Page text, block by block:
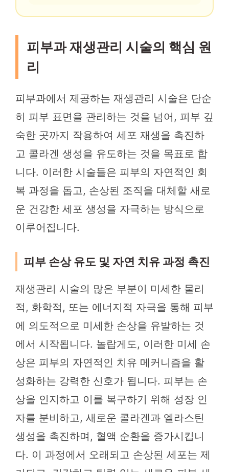
피부과 재생관리 시술의 핵심 원
리
피부과에서 제공하는 재생관리 시술은 단순
히 피부 표면을 관리하는 것을 넘어, 피부 깊
숙한 곳까지 작용하여 세포 재생을 촉진하
고 콜라겐 생성을 유도하는 것을 목표로 합
니다. 이러한 시술들은 피부의 자연적인 회
복 과정을 돕고, 손상된 조직을 대체할 새로
운 건강한 세포 생성을 자극하는 방식으로
이루어집니다.
피부 손상 유도 및 자연 치유 과정 촉진
재생관리 시술의 많은 부분이 미세한 물리
적, 화학적, 또는 에너지적 자극을 통해 피부
에 의도적으로 미세한 손상을 유발하는 것
에서 시작됩니다. 놀랍게도, 이러한 미세 손
상은 피부의 자연적인 치유 메커니즘을 활
성화하는 강력한 신호가 됩니다. 피부는 손
상을 인지하고 이를 복구하기 위해 성장 인
자를 분비하고, 새로운 콜라겐과 엘라스틴
생성을 촉진하며, 혈액 순환을 증가시킵니
다. 이 과정에서 오래되고 손상된 세포는 제